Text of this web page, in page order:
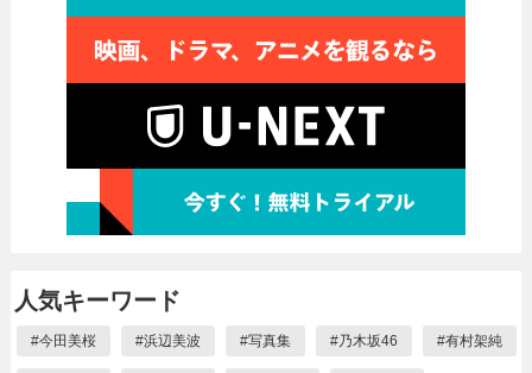
人気キーワード
#今田美桜 #浜辺美波 #写真集 #乃木坂46 #有村架純